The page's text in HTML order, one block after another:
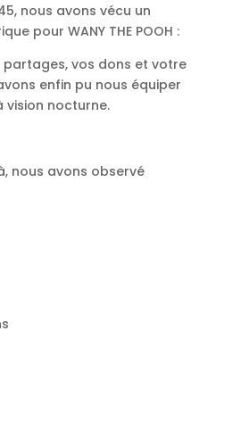
nous avons vécu un
pour WANY THE POOH :
partages, vos dons et votre
enfin pu nous équiper
vision nocturne.
nous avons observé